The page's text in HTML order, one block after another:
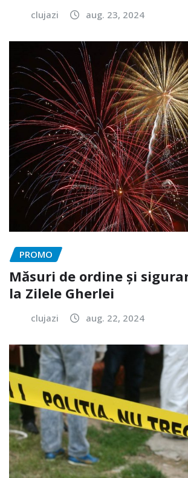
clujazi aug. 23, 2024
PROMO
Măsuri de ordine și
la Zilele Gherlei
clujazi aug. 22, 2024